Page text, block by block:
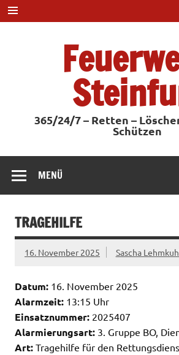
Zum
Inhalt
springen
365/24/7 – Retten –
Schützen
MENÜ
TRAGEHILFE
16. November 2025 Sascha
Datum: 16. November 2025
Alarmzeit: 13:15 Uhr
Einsatznummer: 2025407
Alarmierungsart: 3. Gruppe BO,
Art: Tragehilfe für den